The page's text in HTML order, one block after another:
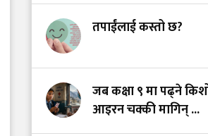
स्तनपानमैत्री
बनाऔँ
अस्तित्वको
नर्सिङ पेसा:
देशको,
तपाईंलाई कस्तो छ?
जब कक्षा ९ मा पढ्ने
आइरन चक्की मागिन् ...